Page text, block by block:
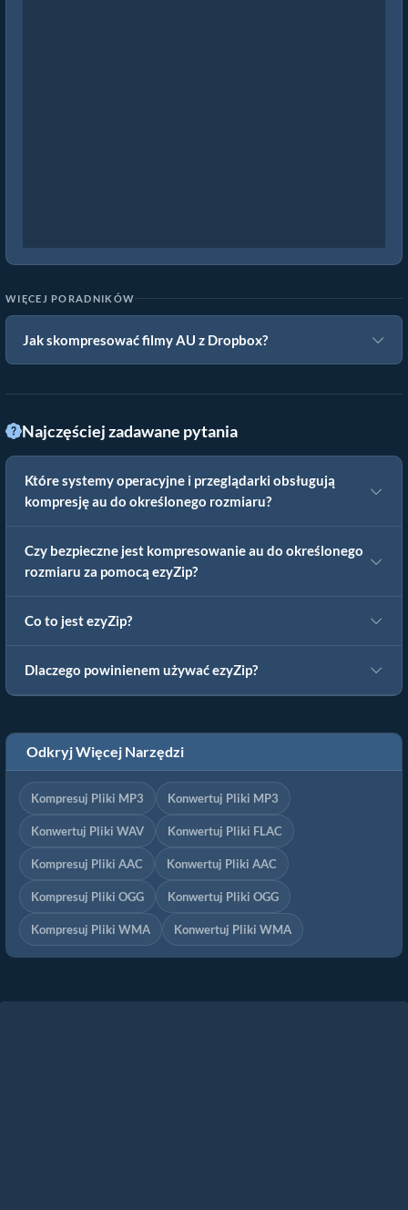
WIĘCEJ PORADNIKÓW
Jak skompresować filmy AU z Dropbox?
Najczęściej zadawane pytania
Które systemy operacyjne i przeglądarki obsługują
kompresję au do określonego rozmiaru?
Czy bezpieczne jest kompresowanie au do określonego
rozmiaru za pomocą ezyZip?
Co to jest ezyZip?
Dlaczego powinienem używać ezyZip?
Odkryj Więcej Narzędzi
Kompresuj Pliki MP3 Konwertuj Pliki MP3
Konwertuj Pliki WAV Konwertuj Pliki FLAC
Kompresuj Pliki AAC Konwertuj Pliki AAC
Kompresuj Pliki OGG Konwertuj Pliki OGG
Kompresuj Pliki WMA Konwertuj Pliki WMA